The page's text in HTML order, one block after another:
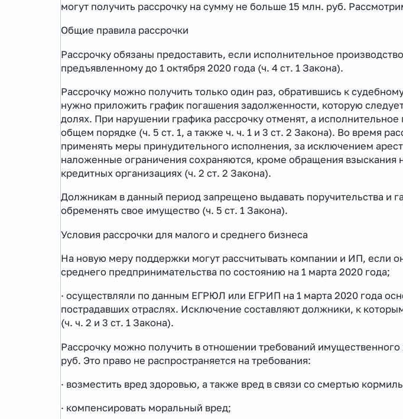
могут получить рассрочку на сумму не больше 15 млн. руб.
Общие правила рассрочки
Рассрочку обязаны предоставить, если исполнительное
предъявленному до 1 октября 2020 года (ч. 4 ст. 1 Закона).
Рассрочку можно получить только один раз, обратившись к
нужно приложить график погашения задолженности, которую
долях. При нарушении графика рассрочку отменят, а исполнительное
общем порядке (ч. 5 ст. 1, а также ч. ч. 1 и 3 ст. 2 Закона). Во время
применять меры принудительного исполнения, за исключением
наложенные ограничения сохраняются, кроме обращения взыскания
кредитных организациях (ч. 2 ст. 2 Закона).
Должникам в данный период запрещено выдавать поручительства и
обременять свое имущество (ч. 5 ст. 1 Закона).
Условия рассрочки для малого и среднего бизнеса
На новую меру поддержки могут рассчитывать компании и ИП, если
среднего предпринимательства по состоянию на 1 марта 2020 года;
· осуществляли по данным ЕГРЮЛ или ЕГРИП на 1 марта 2020 года
пострадавших отраслях. Исключение составляют должники, к
(ч. ч. 2 и 3 ст. 1 Закона).
Рассрочку можно получить в отношении требований
руб. Это право не распространяется на требования:
· возместить вред здоровью, а также вред в связи со смертью
· компенсировать моральный вред;